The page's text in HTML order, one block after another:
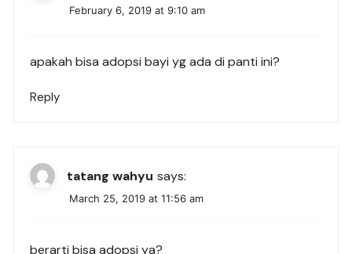
February 6, 2019 at 9:10 am
apakah bisa adopsi bayi yg ada di panti ini?
Reply
tatang wahyu says:
March 25, 2019 at 11:56 am
berarti bisa adopsi ya?